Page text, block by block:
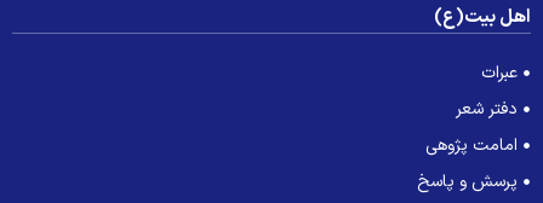
بیت(ع)
عبرات
دفتر شعر
امامت پژوهی
پرسش و پاسخ